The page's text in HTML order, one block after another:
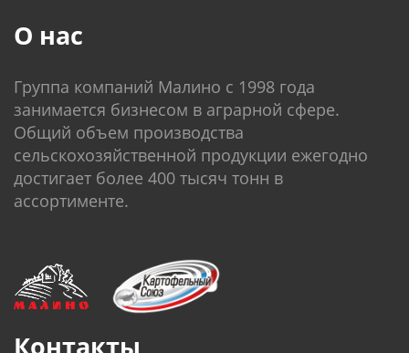
О нас
Группа компаний Малино c 1998 года
занимается бизнесом в аграрной сфере.
Общий объем производства
сельскохозяйственной продукции ежегодно
достигает более 400 тысяч тонн в
ассортименте.